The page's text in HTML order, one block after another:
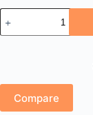
量
Compare